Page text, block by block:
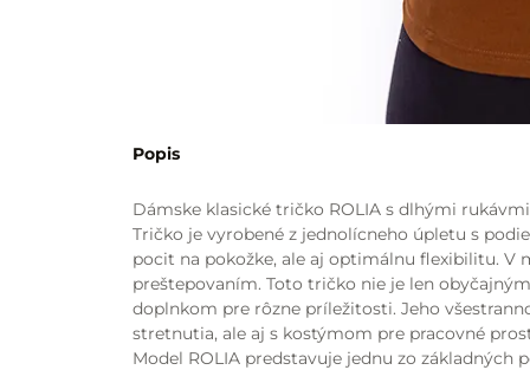
Popis
Dámske klasické tričko ROLIA s dlhými
Tričko je vyrobené z jednolícneho úpletu s
pocit na pokožke, ale aj optimálnu flexibilitu.
preštepovaním. Toto tričko nie je len
doplnkom pre rôzne príležitosti. Jeho
stretnutia, ale aj s kostýmom pre pracovné
Model ROLIA predstavuje jednu zo